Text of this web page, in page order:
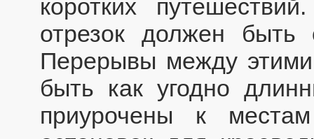
коротких
отрезок должен быть
Перерывы между этими
быть как угодно
приурочены к